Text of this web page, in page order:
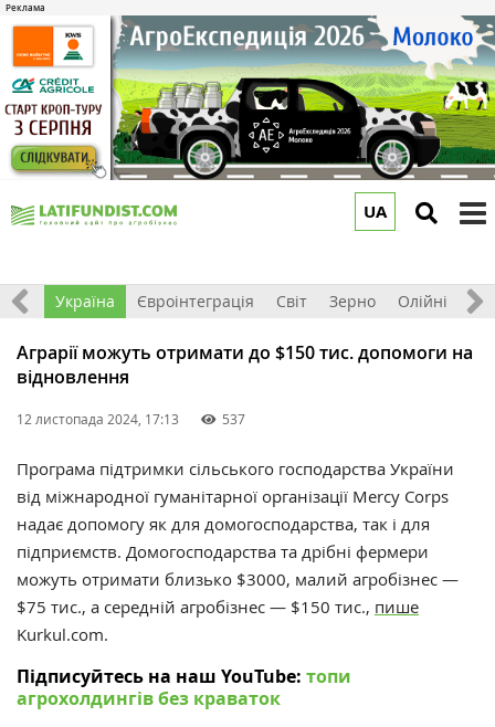
UA
Все Україна Євроінтеграція Світ Зерно Олійні
Аграрії можуть отримати до $150 тис. допомоги на
відновлення
12 листопада 2024, 17:13 537
Програма підтримки сільського господарства України
від міжнародної гуманітарної організації Mercy Corps
надає допомогу як для домогосподарства, так і для
підприємств. Домогосподарства та дрібні фермери
можуть отримати близько $3000, малий агробізнес —
$75 тис., а середній агробізнес — $150 тис., пише
Kurkul.com.
Підписуйтесь на наш YouTube: топи
агрохолдингів без краваток